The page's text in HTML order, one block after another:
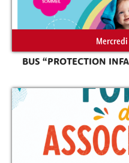
BUS “PROTECTION